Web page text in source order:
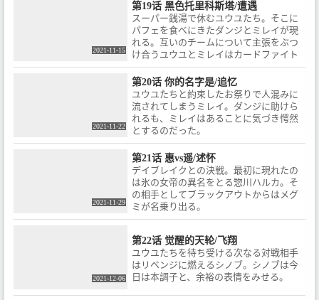
2021-11-15
第19话 黑色托里科斯塔/遭遇
スーパー銭湯で休むユウユたち。そこに
パフェを食べにきたダンジとミレイが現
れる。互いのチームについて主張をぶつ
け合うユウユとミレイはカードファイト
で決着をつけることに。
2021-11-22
第20话 你的名字是/追忆
ユウユたちと約束したお祭りで人混みに
流されてしまうミレイ。ダンジに助けら
れるも、ミレイはあることに気づき愕然
とするのだった。
2021-11-29
第21话 惠vs遥/述怀
デイブレイクとの決戦。最初に現れたの
は氷の女帝の異名をとる惣川ハルカ。そ
の相手としてブラックアウトからはメグ
ミが名乗り出る。
2021-12-06
第22话 觉醒的天轮/飞翔
ユウユたちを待ち受ける次なる対戦相手
はリベンジに燃えるシノブ。シノブは今
日は本調子と、余裕の表情をみせる。